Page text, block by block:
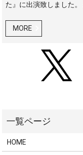
た』に出演致しました
MORE
HOME